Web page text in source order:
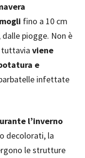
fino a 10 cm
piogge. Non è
tuttavia viene
e
infettate
l’inverno
decolorati, la
le strutture